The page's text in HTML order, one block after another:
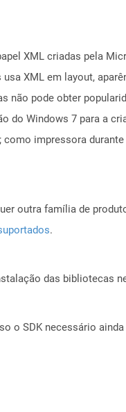
XML criadas pela
XML em layout,
não pode obter
do Windows 7 para a
impressora
outra família de
.
das bibliotecas
o SDK necessário